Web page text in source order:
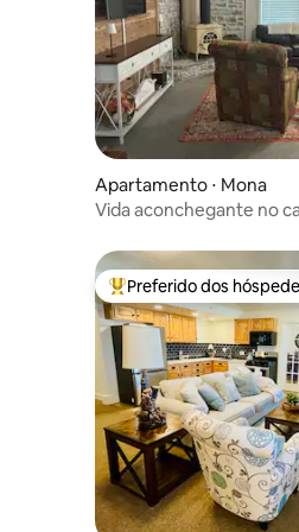
Apartamento ⋅ Mona
Vida aconchegante no
Entre os melhores
Preferido dos